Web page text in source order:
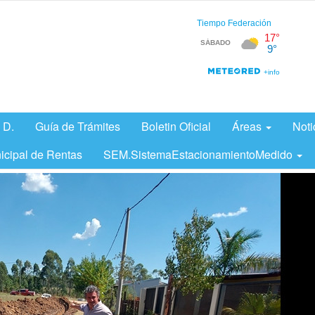
Guía de Trámites Boletin Oficial Áreas
de Rentas SEM.SistemaEstacionamientoMedido